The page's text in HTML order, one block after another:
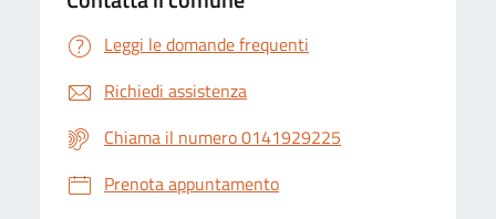
Leggi le domande frequenti
Richiedi assistenza
Chiama il numero 0141929225
Prenota appuntamento